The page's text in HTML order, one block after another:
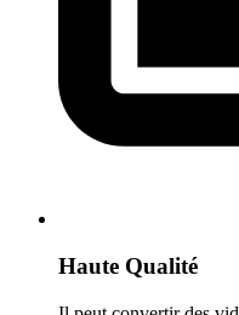
Haute Qualité